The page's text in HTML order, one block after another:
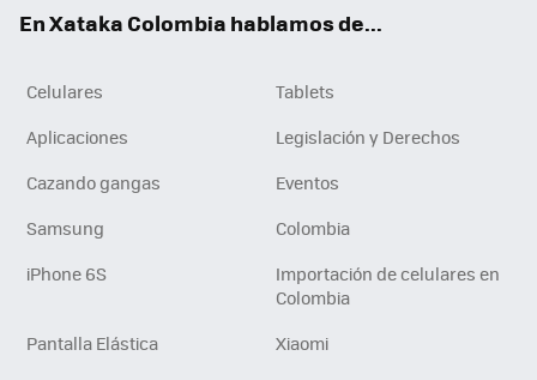
En Xataka Colombia hablamos de...
Celulares
Tablets
Aplicaciones
Legislación y Derechos
Cazando gangas
Eventos
Samsung
Colombia
iPhone 6S
Importación de celulares en
Colombia
Pantalla Elástica
Xiaomi